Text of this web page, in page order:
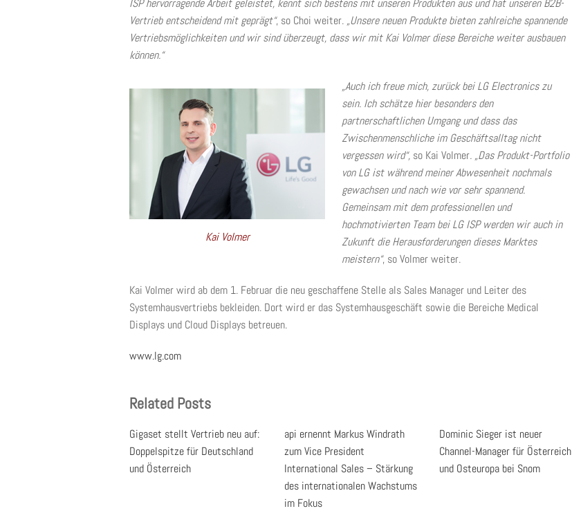
ISP hervorragende Arbeit geleistet, kennt sich bestens mit unseren Produkten aus und hat unseren B2B-
Vertrieb entscheidend mit geprägt“, so Choi weiter. „Unsere neuen Produkte bieten zahlreiche spannende
Vertriebsmöglichkeiten und wir sind überzeugt, dass wir mit Kai Volmer diese Bereiche weiter ausbauen
können.“
Kai Volmer
„Auch ich freue mich, zurück bei LG Electronics zu
sein. Ich schätze hier besonders den
partnerschaftlichen Umgang und dass das
Zwischenmenschliche im Geschäftsalltag nicht
vergessen wird“, so Kai Volmer. „Das Produkt-Portfolio
von LG ist während meiner Abwesenheit nochmals
gewachsen und nach wie vor sehr spannend.
Gemeinsam mit dem professionellen und
hochmotivierten Team bei LG ISP werden wir auch in
Zukunft die Herausforderungen dieses Marktes
meistern“, so Volmer weiter.
Kai Volmer wird ab dem 1. Februar die neu geschaffene Stelle als Sales Manager und Leiter des
Systemhausvertriebs bekleiden. Dort wird er das Systemhausgeschäft sowie die Bereiche Medical
Displays und Cloud Displays betreuen.
www.lg.com
Related Posts
Gigaset stellt Vertrieb neu auf:
Doppelspitze für Deutschland
und Österreich
api ernennt Markus Windrath
zum Vice President
International Sales – Stärkung
des internationalen Wachstums
im Fokus
Dominic Sieger ist neuer
Channel-Manager für Österreich
und Osteuropa bei Snom